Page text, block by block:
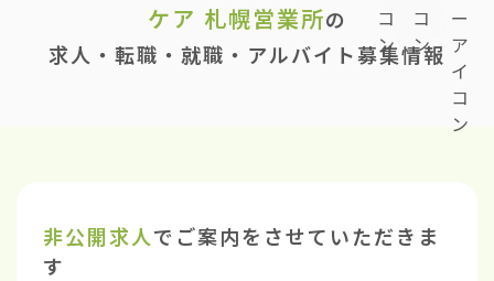
ケア 札幌営業所の
求人・転職・就職・アルバイト募集情報
非公開求人でご案内をさせていただきま
す